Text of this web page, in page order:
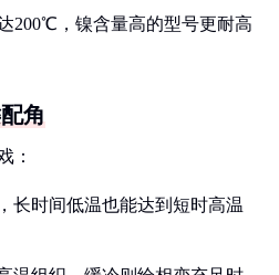
200℃，镍含量高的型号更耐高
角
：
长时间低温也能达到短时高温